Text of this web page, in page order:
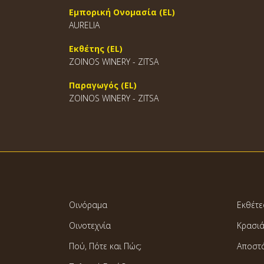
Εμπορική Ονομασία (EL)
AURELIA
Εκθέτης (EL)
ZOINOS WINERY - ZITSA
Παραγωγός (EL)
ZOINOS WINERY - ZITSA
Οινόραμα
Οινοτεχνία
Πού, Πότε και Πώς;
Κρασιά